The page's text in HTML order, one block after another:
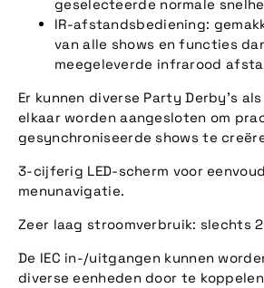
geselecteerde normale
IR-afstandsbediening:
van alle shows en functies
meegeleverde infrarood
Er kunnen diverse Party Derby's
elkaar worden aangesloten om
gesynchroniseerde shows te
3-cijferig LED-scherm voor
menunavigatie.
Zeer laag stroomverbruik: slechts
De IEC in-/uitgangen kunnen
diverse eenheden door te